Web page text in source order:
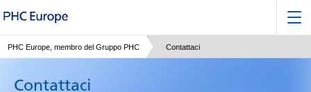
PHC Europe, membro del Gruppo PHC Contattaci
Contattaci